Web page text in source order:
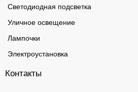
Светодиодная подсветка
Уличное освещение
Лампочки
Электроустановка
Контакты